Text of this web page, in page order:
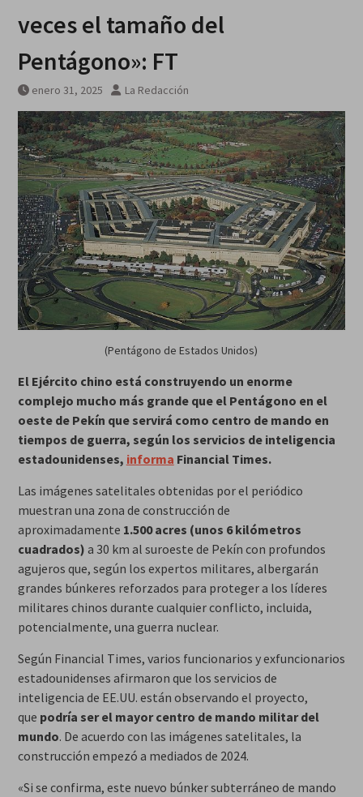
veces el tamaño del
Pentágono»: FT
enero 31, 2025 La Redacción
(Pentágono de Estados Unidos)
El Ejército chino está construyendo un enorme
complejo mucho más grande que el Pentágono en el
oeste de Pekín que servirá como centro de mando en
tiempos de guerra, según los servicios de inteligencia
estadounidenses, informa Financial Times.
Las imágenes satelitales obtenidas por el periódico
muestran una zona de construcción de
aproximadamente 1.500 acres (unos 6 kilómetros
cuadrados) a 30 km al suroeste de Pekín con profundos
agujeros que, según los expertos militares, albergarán
grandes búnkeres reforzados para proteger a los líderes
militares chinos durante cualquier conflicto, incluida,
potencialmente, una guerra nuclear.
Según Financial Times, varios funcionarios y exfuncionarios
estadounidenses afirmaron que los servicios de
inteligencia de EE.UU. están observando el proyecto,
que podría ser el mayor centro de mando militar del
mundo. De acuerdo con las imágenes satelitales, la
construcción empezó a mediados de 2024.
«Si se confirma, este nuevo búnker subterráneo de mando